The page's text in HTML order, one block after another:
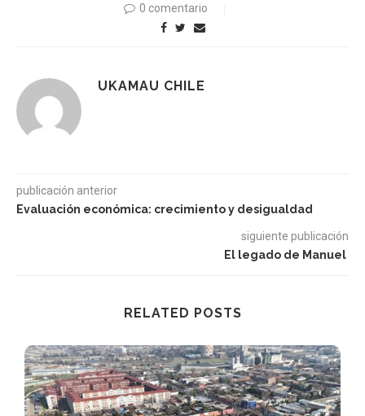
0 comentario
UKAMAU CHILE
publicación anterior
Evaluación económica: crecimiento y desigualdad
siguiente publicación
El legado de Manuel
RELATED POSTS